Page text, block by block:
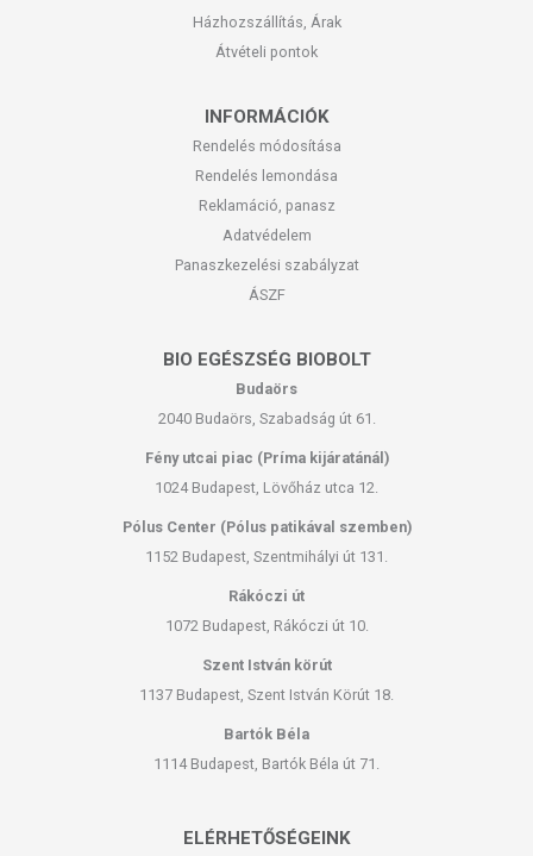
egészséges életmódot! A termék nem gyógyít betegségeket! A termék
nem az orvosi kezelés helyettesítésére alkalmas! Betegség esetén
használatát beszélje meg kezelőorvosával. Az ajánlott napi
összetevők bármelyikére érzékeny vagy allergiás! Kisgyermektől
Az étrend-kiegészítők az érvényben levő európai uniós szabályozás
szerint élelmiszereknek minősülnek, amelyek a hagyományos étrend
kiegészítését szolgálják, és koncentrált formában tartalmaznak
tápanyagokat. Bár az étrend-kiegészítők kedvező élettani
hatással rendelkezhetnek, amely egyénenként eltérő lehet, jelölésük,
Házhozszállítás, Árak
Átvételi pontok
INFORMÁCIÓK
Rendelés módosítása
Rendelés lemondása
Reklamáció, panasz
Adatvédelem
Panaszkezelési szabályzat
ÁSZF
BIO EGÉSZSÉG BIOBOLT
Budaörs
2040 Budaörs, Szabadság út 61.
Fény utcai piac (Príma kijáratánál)
1024 Budapest, Lövőház utca 12.
Pólus Center (Pólus patikával szemben)
1152 Budapest, Szentmihályi út 131.
Rákóczi út
1072 Budapest, Rákóczi út 10.
Szent István körút
1137 Budapest, Szent István Körút 18.
Bartók Béla
1114 Budapest, Bartók Béla út 71.
ELÉRHETŐSÉGEINK